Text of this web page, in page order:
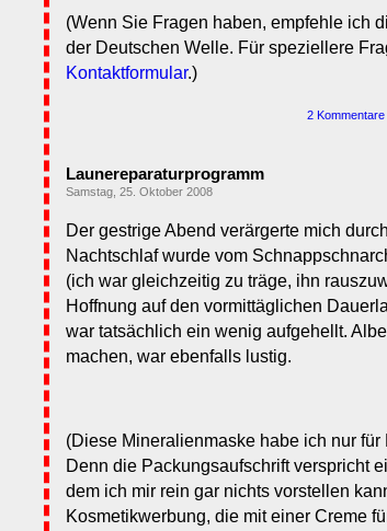
(Wenn Sie Fragen haben, empfehle ich
der Deutschen Welle. Für speziellere
Kontaktformular.)
2 Kommentare
Launereparaturprogramm
Samstag, 25. Oktober 2008
Der gestrige Abend verärgerte mich
Nachtschlaf wurde vom
(ich war gleichzeitig zu träge, ihn
Hoffnung auf den vormittäglichen
war tatsächlich ein wenig aufgehellt.
machen, war ebenfalls lustig.
(Diese Mineralienmaske habe ich nur
Denn die Packungsaufschrift verspricht
dem ich mir rein gar nichts vorstellen
Kosmetikwerbung, die mit einer Creme